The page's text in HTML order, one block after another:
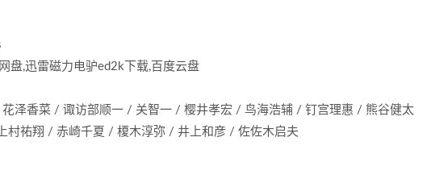
盘,迅雷磁力电驴ed2k下载,百度云盘
泽香菜 / 诹访部顺一 / 关智一 / 樱井孝宏 / 鸟海浩辅 / 钉宫理惠 / 熊谷健太
村祐翔 / 赤崎千夏 / 榎木淳弥 / 井上和彦 / 佐佐木启夫